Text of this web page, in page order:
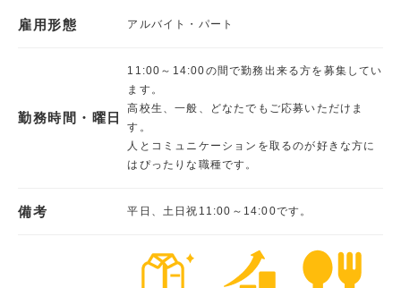
雇用形態 アルバイト・パート
勤務時間・曜日
11:00～14:00の間で勤務出来る方を募集してい
ます。
高校生、一般、どなたでもご応募いただけま
す。
人とコミュニケーションを取るのが好きな方に
はぴったりな職種です。
備考 平日、土日祝11:00～14:00です。